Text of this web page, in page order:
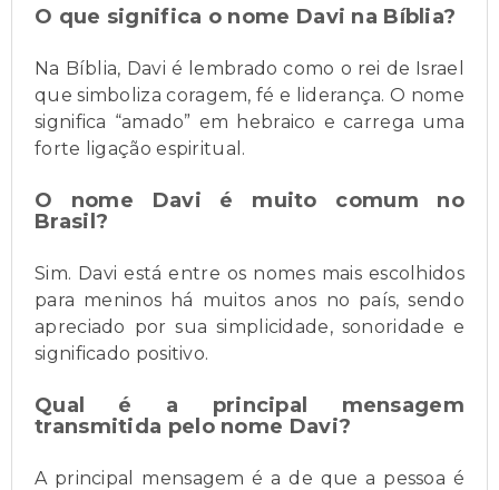
O que significa o nome Davi na Bíblia?
Na Bíblia, Davi é lembrado como o rei de Israel
que simboliza coragem, fé e liderança. O nome
significa “amado” em hebraico e carrega uma
forte ligação espiritual.
O nome Davi é muito comum no
Brasil?
Sim. Davi está entre os nomes mais escolhidos
para meninos há muitos anos no país, sendo
apreciado por sua simplicidade, sonoridade e
significado positivo.
Qual é a principal mensagem
transmitida pelo nome Davi?
A principal mensagem é a de que a pessoa é